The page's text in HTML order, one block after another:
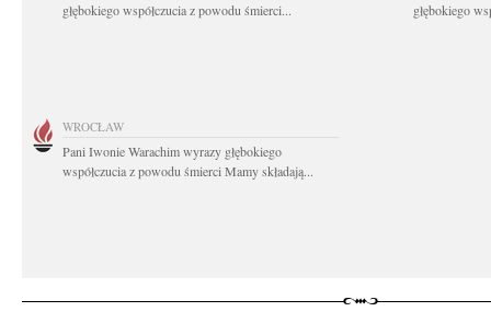
głębokiego współczucia z powodu śmierci...
głębokiego
WROCŁAW
Pani Iwonie Warachim wyrazy głębokiego
współczucia z powodu śmierci Mamy składają...